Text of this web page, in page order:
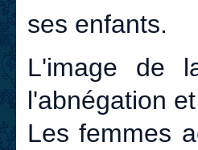
ses enfants.
L'image de
l'abnégation
Les femmes